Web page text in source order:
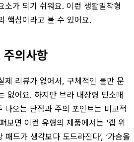
소가 되기 쉬워요. 이런 생활밀착형
핵심이라고 볼 수 있어요.
주의사항
제 리뷰가 없어서, 구체적인 불만 문
없어요. 하지만 브라 내장형 민소매
나오는 단점과 주의 포인트는 비교적
보면 이런 유형의 제품에서는 ‘캡 위
패드가 생각보다 도드라진다’, ‘가슴을